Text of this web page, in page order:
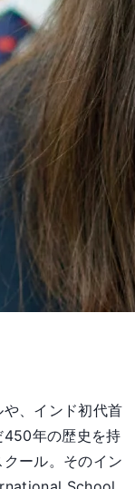
、インド初代首
450年の歴史を持
ール。そのイン